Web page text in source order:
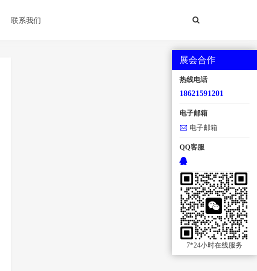
联系我们
展会合作
热线电话
18621591201
电子邮箱
电子邮箱
QQ客服
7*24小时在线服务